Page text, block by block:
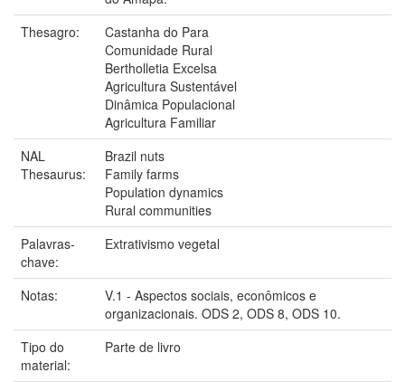
Thesagro:
Castanha do Para
Comunidade Rural
Bertholletia Excelsa
Agricultura Sustentável
Dinâmica Populacional
Agricultura Familiar
NAL
Thesaurus:
Brazil nuts
Family farms
Population dynamics
Rural communities
Palavras-
chave:
Extrativismo vegetal
Notas:
V.1 - Aspectos sociais, econômicos e
organizacionais. ODS 2, ODS 8, ODS 10.
Tipo do
material:
Parte de livro